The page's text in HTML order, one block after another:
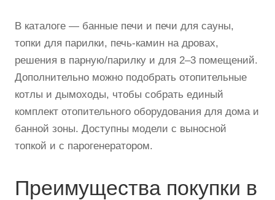
В каталоге — банные печи и печи для сауны,
топки для парилки, печь-камин на дровах,
решения в парную/парилку и для 2–3 помещений.
Дополнительно можно подобрать отопительные
котлы и дымоходы, чтобы собрать единый
комплект отопительного оборудования для дома и
банной зоны. Доступны модели с выносной
топкой и с парогенератором.
Преимущества покупки в